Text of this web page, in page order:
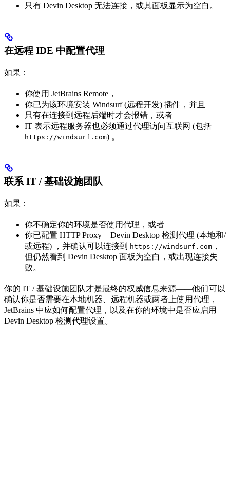
只有 Devin Desktop 无法连接，或其面板显示为空白。
在远程 IDE 中配置代理
如果：
你使用 JetBrains Remote，
你已为该环境安装 Windsurf (远程开发) 插件，并且
只有在连接到远程后端时才会报错，或者
IT 表示远程服务器也必须通过代理访问互联网 (包括
https://windsurf.com) 。
联系 IT / 基础设施团队
如果：
你不确定你的环境是否使用代理，或者
你已配置 HTTP Proxy + Devin Desktop 检测代理 (本地和/
或远程) ，并确认可以连接到
https://windsurf.com ，
但仍然看到 Devin Desktop 面板为空白，或出现连接失
败。
你的 IT / 基础设施团队才是最终的权威信息来源——他们可以
确认你是否需要在本地机器、远程机器或两者上使用代理，
JetBrains 中应如何配置代理，以及在你的环境中是否应启用
Devin Desktop 检测代理设置。